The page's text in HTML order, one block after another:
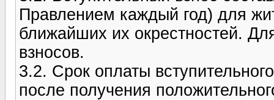
Правлением каждый год) для
ближайших их окрестностей.
взносов.
3.2. Срок оплаты
после получения